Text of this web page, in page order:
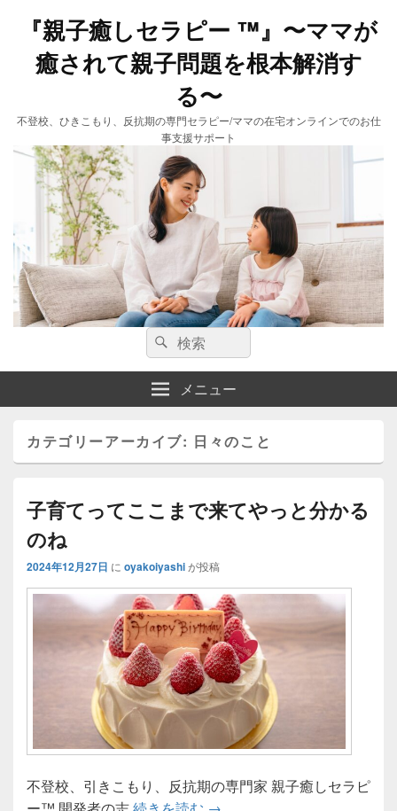
『親子癒しセラピー ™️』〜ママが
癒されて親子問題を根本解消す
る〜
不登校、ひきこもり、反抗期の専門セラピー/ママの在宅オンラインでのお仕
事支援サポート
検
索:
検
索
メニュー
カテゴリーアーカイブ: 日々のこと
子育てってここまで来てやっと分かる
のね
2024年12月27日 に oyakoiyashiが投稿
不登校、引きこもり、反抗期の専門家 親子癒しセラピ